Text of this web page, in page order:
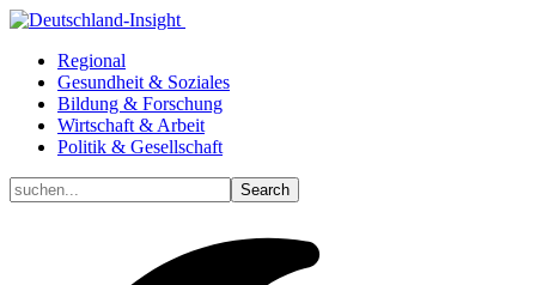
Regional
Gesundheit & Soziales
Bildung & Forschung
Wirtschaft & Arbeit
Politik & Gesellschaft